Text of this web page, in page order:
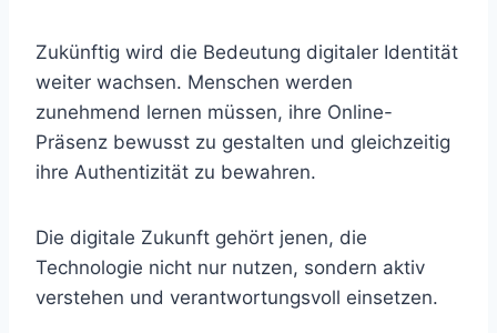
Zukünftig wird die Bedeutung digitaler Identität
weiter wachsen. Menschen werden
zunehmend lernen müssen, ihre Online-
Präsenz bewusst zu gestalten und gleichzeitig
ihre Authentizität zu bewahren.
Die digitale Zukunft gehört jenen, die
Technologie nicht nur nutzen, sondern aktiv
verstehen und verantwortungsvoll einsetzen.